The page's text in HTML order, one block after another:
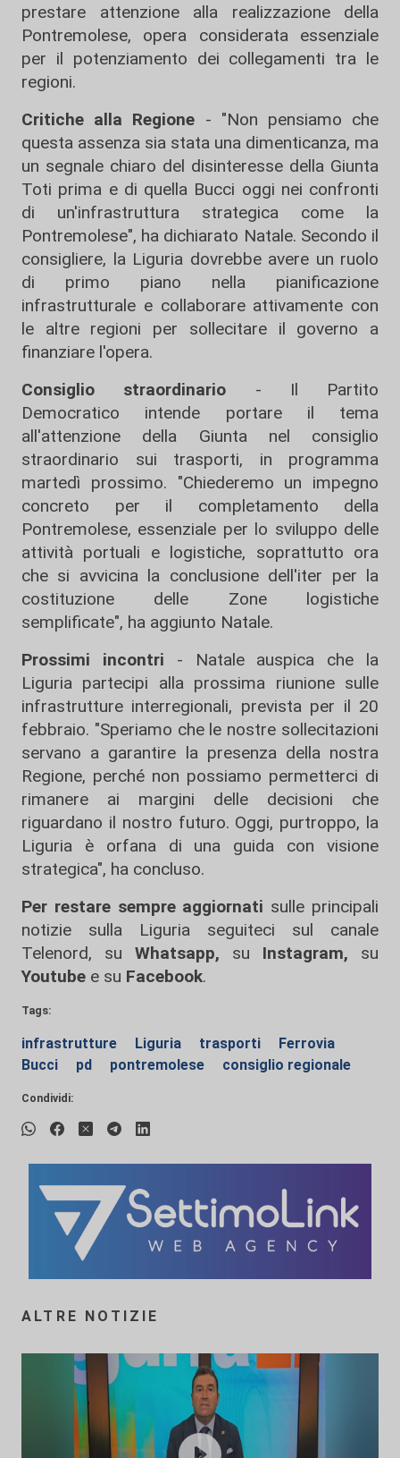
prestare attenzione alla realizzazione della
Pontremolese, opera considerata essenziale
per il potenziamento dei collegamenti tra le
regioni.
Critiche alla Regione - "Non pensiamo che
questa assenza sia stata una dimenticanza, ma
un segnale chiaro del disinteresse della Giunta
Toti prima e di quella Bucci oggi nei confronti
di un'infrastruttura strategica come la
Pontremolese", ha dichiarato Natale. Secondo il
consigliere, la Liguria dovrebbe avere un ruolo
di primo piano nella pianificazione
infrastrutturale e collaborare attivamente con
le altre regioni per sollecitare il governo a
finanziare l'opera.
Consiglio straordinario - Il Partito
Democratico intende portare il tema
all'attenzione della Giunta nel consiglio
straordinario sui trasporti, in programma
martedì prossimo. "Chiederemo un impegno
concreto per il completamento della
Pontremolese, essenziale per lo sviluppo delle
attività portuali e logistiche, soprattutto ora
che si avvicina la conclusione dell'iter per la
costituzione delle Zone logistiche
semplificate", ha aggiunto Natale.
Prossimi incontri - Natale auspica che la
Liguria partecipi alla prossima riunione sulle
infrastrutture interregionali, prevista per il 20
febbraio. "Speriamo che le nostre sollecitazioni
servano a garantire la presenza della nostra
Regione, perché non possiamo permetterci di
rimanere ai margini delle decisioni che
riguardano il nostro futuro. Oggi, purtroppo, la
Liguria è orfana di una guida con visione
strategica", ha concluso.
Per restare sempre aggiornati sulle principali
notizie sulla Liguria seguiteci sul canale
Telenord, su
Whatsapp, su Instagram, su
Youtube e su Facebook.
Tags:
infrastrutture Liguria trasporti
Ferrovia
Bucci
pd pontremolese consiglio regionale
Condividi:
ALTRE NOTIZIE